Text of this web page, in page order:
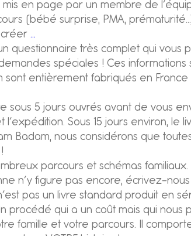
en page par un membre de
(bébé surprise, PMA,
…
questionnaire très complet qui vous
spéciales ! Ces
sont entièrement fabriqués en
sous 5 jours ouvrés avant de vous
l’expédition. Sous 15 jours environ, le
Badam, nous considérons que
parcours et schémas
n’y figure pas encore, écrivez-nous
pas un livre standard produit en
procédé qui a un coût mais qui
famille et votre parcours. Il